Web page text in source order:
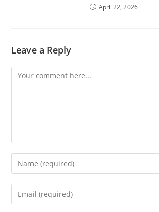
April 22, 2026
Leave a Reply
Comment
Enter
your
name
Enter
your